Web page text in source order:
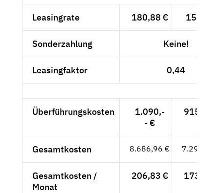
Leasingrate 180,88 € 152,-- €
Sonderzahlung Keine!
Leasingfaktor 0,44
Überführungskosten
1.090,-
- €
915,97
Gesamtkosten 8.686,96 € 7.299,97
Gesamtkosten /
Monat
206,83 € 173,81